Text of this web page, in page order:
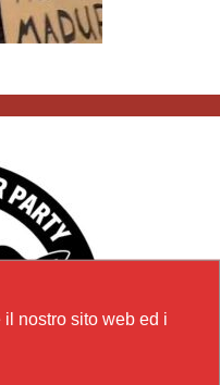
nostro sito web ed i